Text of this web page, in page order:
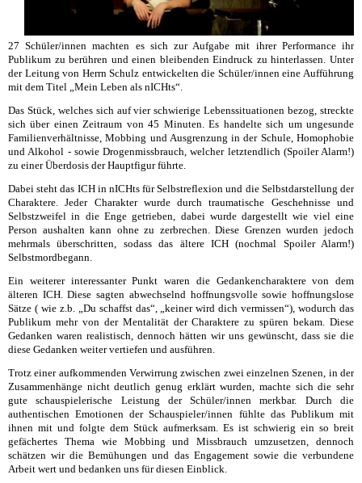
27 Schüler/innen machten es sich zur Aufgabe mit ihrer Performance ihr
Publikum zu berühren und einen bleibenden Eindruck zu hinterlassen. Unter
der Leitung von Herrn Schulz entwickelten die Schüler/innen eine Aufführung
mit dem Titel „Mein Leben als nICHts“.
Das Stück, welches sich auf vier schwierige Lebenssituationen bezog, streckte
sich über einen Zeitraum von 45 Minuten. Es handelte sich um ungesunde
Familienverhältnisse, Mobbing und Ausgrenzung in der Schule, Homophobie
und Alkohol - sowie Drogenmissbrauch, welcher letztendlich (Spoiler Alarm!)
zu einer Überdosis der Hauptfigur führte.
Dabei steht das ICH in nICHts für Selbstreflexion und die Selbstdarstellung der
Charaktere. Jeder Charakter wurde durch traumatische Geschehnisse und
Selbstzweifel in die Enge getrieben, dabei wurde dargestellt wie viel eine
Person aushalten kann ohne zu zerbrechen. Diese Grenzen wurden jedoch
mehrmals überschritten, sodass das ältere ICH (nochmal Spoiler Alarm!)
Selbstmordbegann.
Ein weiterer interessanter Punkt waren die Gedankencharaktere von dem
älteren ICH. Diese sagten abwechselnd hoffnungsvolle sowie hoffnungslose
Sätze ( wie z.b. „Du schaffst das“, „keiner wird dich vermissen“), wodurch das
Publikum mehr von der Mentalität der Charaktere zu spüren bekam. Diese
Gedanken waren realistisch, dennoch hätten wir uns gewünscht, dass sie die
diese Gedanken weiter vertiefen und ausführen.
Trotz einer aufkommenden Verwirrung zwischen zwei einzelnen Szenen, in der
Zusammenhänge nicht deutlich genug erklärt wurden, machte sich die sehr
gute schauspielerische Leistung der Schüler/innen merkbar. Durch die
authentischen Emotionen der Schauspieler/innen fühlte das Publikum mit
ihnen mit und folgte dem Stück aufmerksam. Es ist schwierig ein so breit
gefächertes Thema wie Mobbing und Missbrauch umzusetzen, dennoch
schätzen wir die Bemühungen und das Engagement sowie die verbundene
Arbeit wert und bedanken uns für diesen Einblick.